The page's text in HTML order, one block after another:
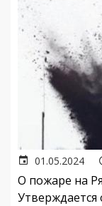
01.05.2024
О пожаре на